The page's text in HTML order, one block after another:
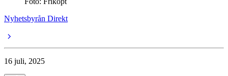
Nyhetsbyrån Direkt
16 juli, 2025